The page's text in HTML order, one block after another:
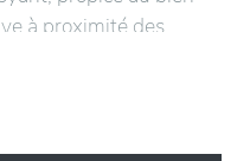
à proximité des
entouré de nature,
et chaleureuse
des espaces de vie